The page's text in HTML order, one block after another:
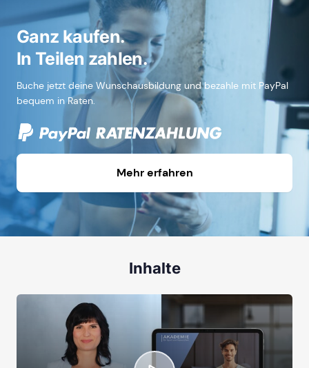
Ganz kaufen.
In Teilen zahlen.
Buche jetzt deine Wunschausbildung und bezahle mit PayPal
bequem in Raten.
Mehr erfahren
Inhalte